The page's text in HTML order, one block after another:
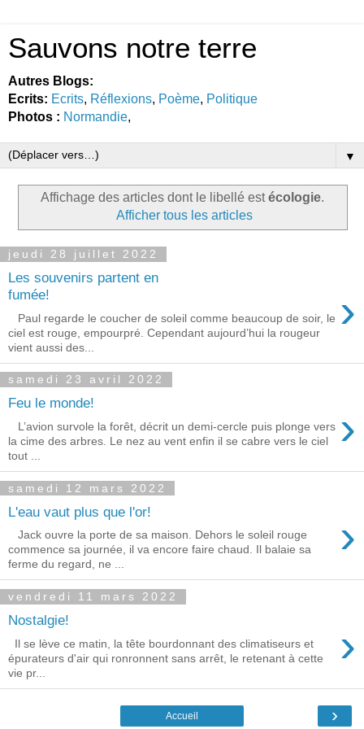
Sauvons notre terre
Autres Blogs:
Ecrits: Ecrits, Réflexions, Poème, Politique
Photos : Normandie,
▼
Affichage des articles dont le libellé estécologie.
Afficher tous les articles
jeudi 28 juillet 2022
Les souvenirs partent en
fumée!
›
Paul regarde le coucher de soleil comme beaucoup de soir, le
ciel est rouge, empourpré. Cependant aujourd’hui la rougeur
vient aussi des...
samedi 23 avril 2022
Feu le monde! ›
L’avion survole la forêt, décrit un demi-cercle puis plonge vers
la cime des arbres. Le nez au vent enfin il se cabre vers le ciel
tout ...
samedi 12 mars 2022
L'eau vaut plus que l'or! ›
Jack ouvre la porte de sa maison. Dehors le soleil rouge
commence sa journée, il va encore faire chaud. Il balaie sa
ferme du regard, ne ...
vendredi 11 mars 2022
Nostalgie! ›
Il se lève ce matin, la tête bourdonnant des climatiseurs et
épurateurs d'air qui ronronnent sans arrêt, le retenant à cette
vie pr...
›
Accueil